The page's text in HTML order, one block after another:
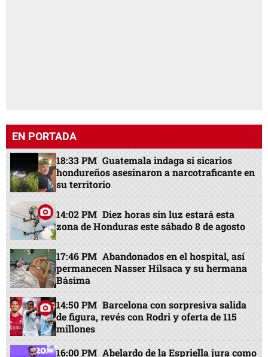
EN PORTADA
18:33 PM Guatemala indaga si sicarios
hondureños asesinaron a narcotraficante en
su territorio
14:02 PM Diez horas sin luz estará esta
zona de Honduras este sábado 8 de agosto
17:46 PM Abandonados en el hospital, así
permanecen Nasser Hilsaca y su hermana
Básima
14:50 PM Barcelona con sorpresiva salida
de figura, revés con Rodri y oferta de 115
millones
16:00 PM Abelardo de la Espriella jura como